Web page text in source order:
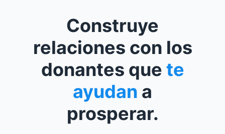
Construye
relaciones con los
donantes que te
ayudan a
prosperar.